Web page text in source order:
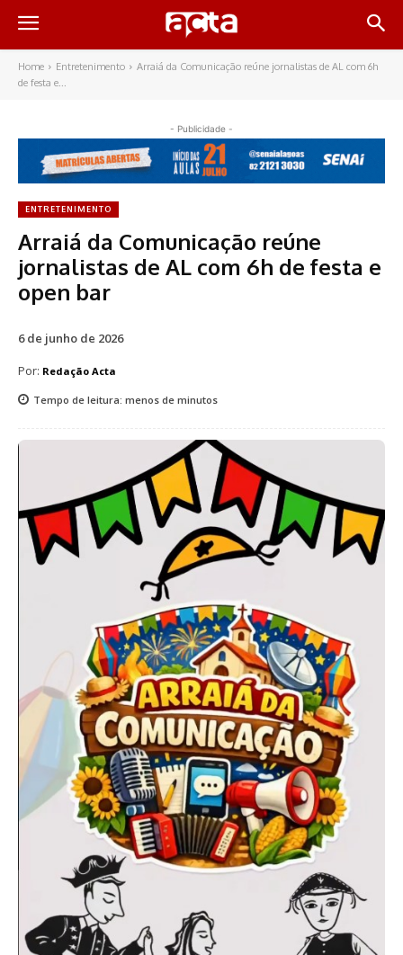
Home Entretenimento
Arraiá da Comunicação reúne jornalistas de AL com 6h
de festa e...
- Publicidade -
ENTRETENIMENTO
Arraiá da Comunicação reúne
jornalistas de AL com 6h de festa e
open bar
6 de junho de 2026
Por: Redação Acta
Tempo de leitura: menos de minutos